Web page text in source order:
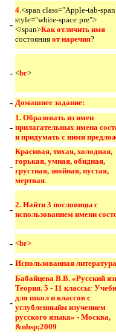
-
4.<span class="Apple-tab-
style="white-space:pre">
</span>
состояния от наречия?
- <br>
- Домашнее задание:
-
1. Образовать из имен
прилагательных имена
и придумать с ними
-
Красивая, тихая, холодная,
горькая, умная, обидная,
грустная, знойная, пустая,
мертвая.
- 2. Найти 3 пословицы с
использованием имени
- <br>
- Использованная
-
Бабайцева В.В. «Русский
Теория. 5 - 11 классы:
для школ и классов с
углубленныйм изучением
русского языка» - Москва,
&nbsp;2009